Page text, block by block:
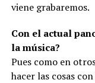
viene grabaremos.
Con el actual
la música?
Pues como en
hacer las cosas